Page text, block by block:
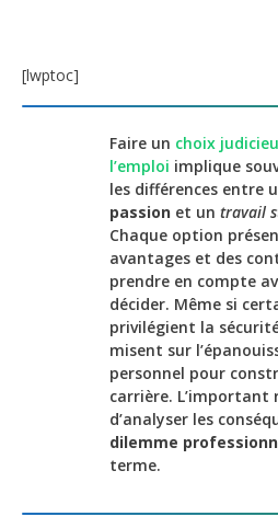
[lwptoc]
Faire un choix
l’emploi implique
les différences entre
passion et un travail
Chaque option
avantages et des
prendre en compte
décider. Même si
privilégient la
misent sur
personnel pour
carrière. L’important
d’analyser les
dilemme
terme.